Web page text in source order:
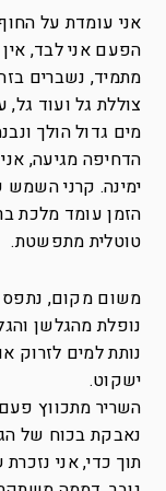
אני עומדת על
הפעם אני לבד,
מתמיד, נשברים
צוללת גל ועוד
מים גדול הולך
הדחיפה מגיעה,
ימינה. קרני
הזמן עומד מלכת
טוטלית מתפשטת.
משום מקום, נתפס
נופלת מהגלשן
נותת למים לזרוק
ישקוט.
השריר מתכווץ
נאבקת בכוח של
תוך כדי, אני